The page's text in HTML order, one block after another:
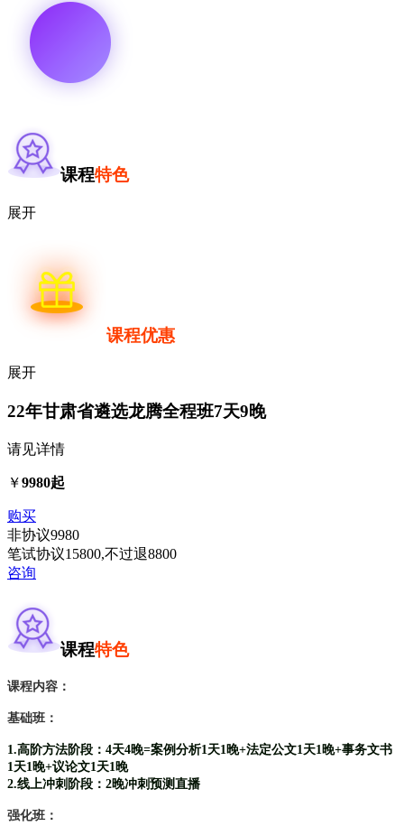
课程特色
展开
课程优惠
展开
22年甘肃省遴选龙腾全程班7天9晚
请见详情
￥9980起
购买
非协议9980
笔试协议15800,不过退8800
咨询
课程特色
课程内容：
基础班：
1.高阶方法阶段：4天4晚=案例分析1天1晚+法定公文1天1晚+事务文书
1天1晚+议论文1天1晚
2.线上冲刺阶段：2晚冲刺预测直播
强化班：